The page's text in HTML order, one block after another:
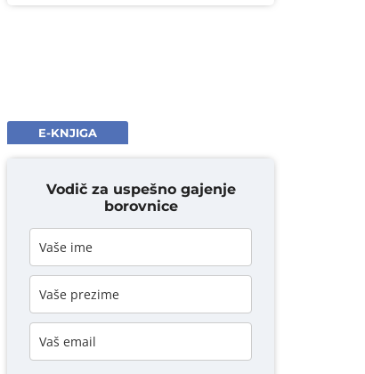
E-KNJIGA
Vodič za uspešno gajenje
borovnice